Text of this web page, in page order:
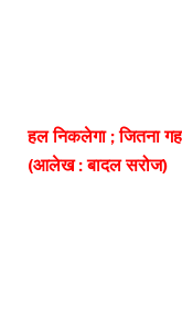
हल निकलेगा ; जितना
(आलेख : बादल सरोज)